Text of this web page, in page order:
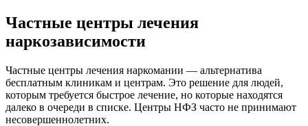
Частные центры лечения
наркозависимости
Частные центры лечения наркомании — альтернатива
бесплатным клиникам и центрам. Это решение для людей,
которым требуется быстрое лечение, но которые находятся
далеко в очереди в списке. Центры НФЗ часто не принимают
несовершеннолетних.